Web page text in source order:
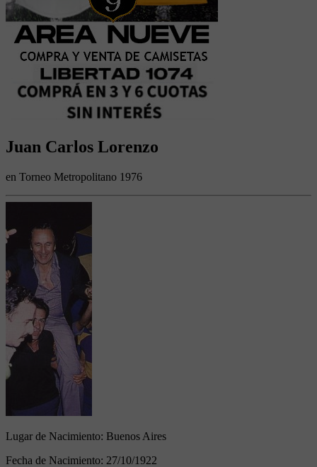
Juan Carlos Lorenzo
en Torneo Metropolitano 1976
Lugar de Nacimiento: Buenos Aires
Fecha de Nacimiento: 27/10/1922